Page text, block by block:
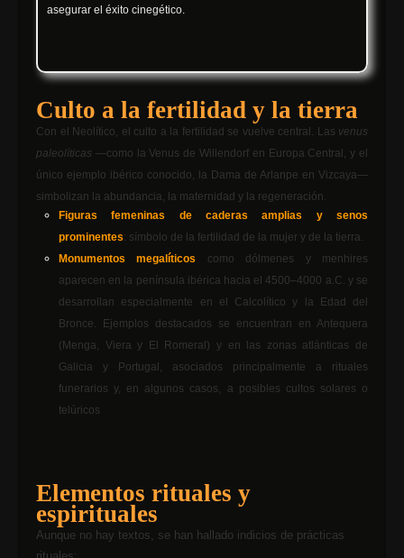
asegurar el éxito cinegético.
Culto a la fertilidad y la tierra
Con el Neolítico, el culto a la fertilidad se vuelve central. Las venus
paleolíticas —como la Venus de Willendorf en Europa Central, y el
único ejemplo ibérico conocido, la Dama de Arlanpe en Vizcaya—
simbolizan la abundancia, la maternidad y la regeneración.
Figuras femeninas de caderas amplias y senos
prominentes: símbolo de la fertilidad de la mujer y de la tierra.
Monumentos megalíticos
como dólmenes y menhires
aparecen en la península ibérica hacia el 4500–4000 a.C. y se
desarrollan especialmente en el Calcolítico y la Edad del
Bronce. Ejemplos destacados se encuentran en Antequera
(Menga, Viera y El Romeral) y en las zonas atlánticas de
Galicia y Portugal, asociados principalmente a rituales
funerarios y, en algunos casos, a posibles cultos solares o
telúricos
Elementos rituales y
espirituales
Aunque no hay textos, se han hallado indicios de prácticas